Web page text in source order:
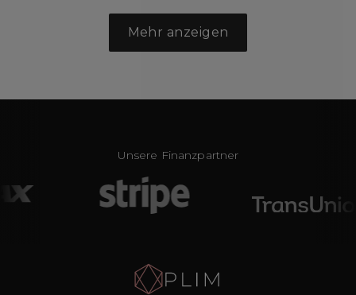
Mehr anzeigen
Unsere Finanzpartner